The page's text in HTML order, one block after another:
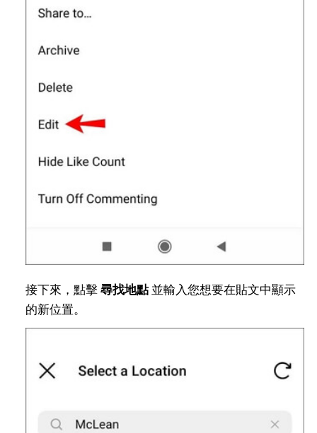
接下來，點擊 尋找地點 並輸入您想要在貼文中顯示
的新位置。